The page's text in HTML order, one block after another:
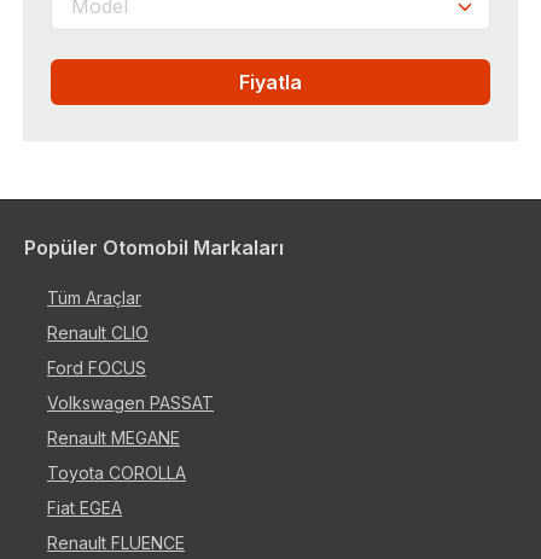
Fiyatla
Popüler Otomobil Markaları
Tüm Araçlar
Renault CLIO
Ford FOCUS
Volkswagen PASSAT
Renault MEGANE
Toyota COROLLA
Fiat EGEA
Renault FLUENCE